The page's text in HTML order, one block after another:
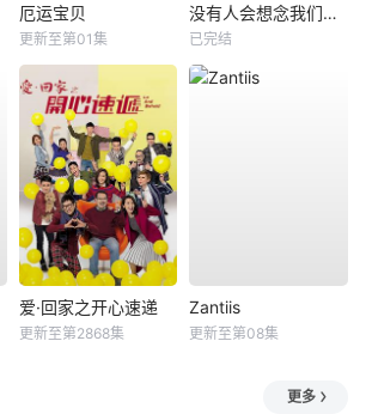
厄运宝贝
更新至第01集
没有人会想念我们第二季
已完结
爱·回家之开心速递
更新至第2868集
Zantiis
更新至第08集
更多